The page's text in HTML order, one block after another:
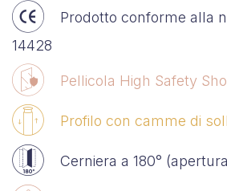
Prodotto conforme alla
14428
Pellicola High Safety
Profilo con camme di
Cerniera a 180°